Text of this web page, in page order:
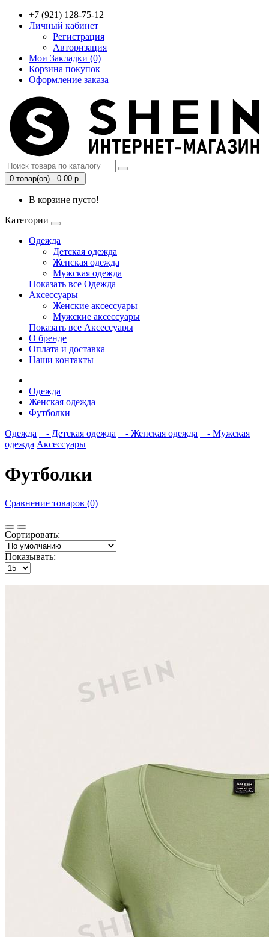
+7 (921) 128-75-12
Личный кабинет
Регистрация
Авторизация
Мои Закладки (0)
Корзина покупок
Оформление заказа
0 товар(ов) - 0.00 р.
В корзине пусто!
Категории
Одежда
Детская одежда
Женская одежда
Мужская одежда
Показать все Одежда
Аксессуары
Женские аксессуары
Мужские аксессуары
Показать все Аксессуары
О бренде
Оплата и доставка
Наши контакты
Одежда
Женская одежда
Футболки
Одежда
- Детская одежда - Женская одежда
- Мужская
одежда Аксессуары
Футболки
Сравнение товаров (0)
Сортировать:
Показывать: